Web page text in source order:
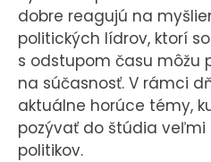
dobre reagujú na
politických lídrov, ktorí
s odstupom času môžu
na súčasnosť. V rámci
aktuálne horúce témy,
pozývať do štúdia
politikov.